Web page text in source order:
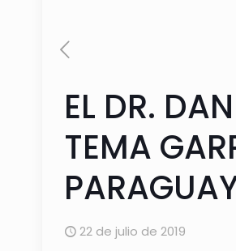
EL DR.
TEMA
22 de julio de 2019